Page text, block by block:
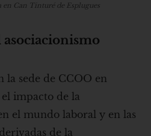
Can Tinturé de Esplugues
la sede de CCOO en
impacto de la
el mundo laboral y en las
de la